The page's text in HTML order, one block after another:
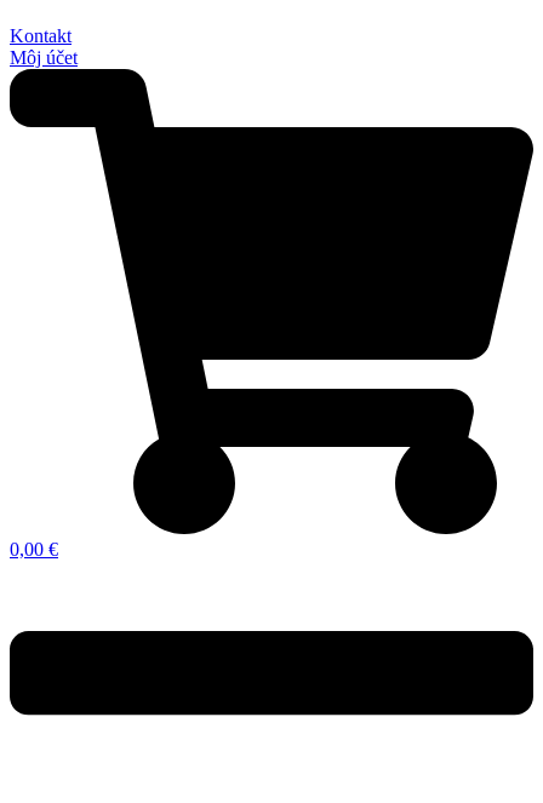
Kontakt
Môj účet
0,00 €